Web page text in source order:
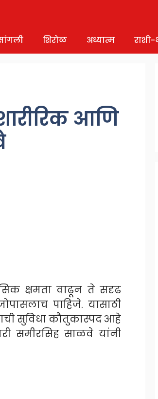
शिरोळ अध्यात्म राशी-
आणि
क्षमता वाढून ते सदृढ
पाहिजे. यासाठी
सुविधा कौतुकास्पद आहे
समीरसिह साळवे यांनी